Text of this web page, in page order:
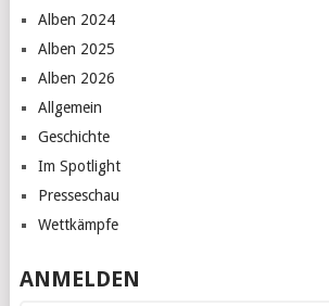
Alben 2024
Alben 2025
Alben 2026
Allgemein
Geschichte
Im Spotlight
Presseschau
Wettkämpfe
ANMELDEN